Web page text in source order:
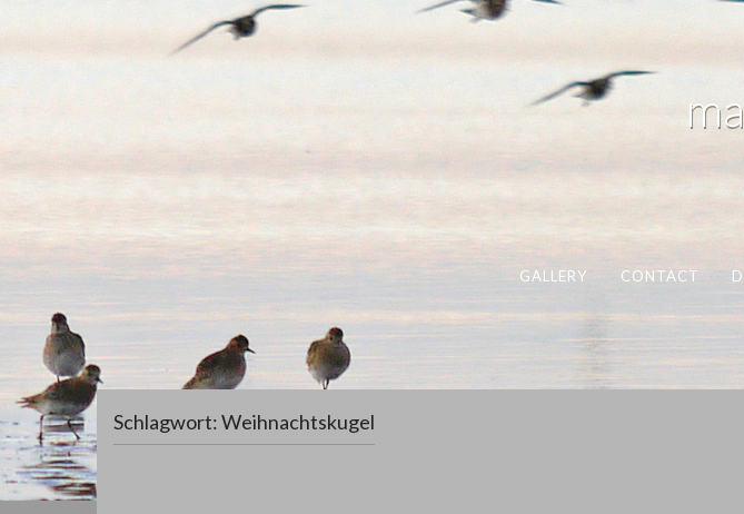
GALLERY CONTACT
Schlagwort:Weihnachtskugel